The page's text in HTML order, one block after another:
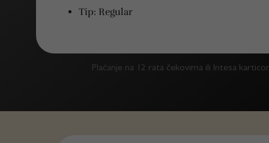
Tip: Regular
Plaćanje na 12 rata čekovima ili Intesa